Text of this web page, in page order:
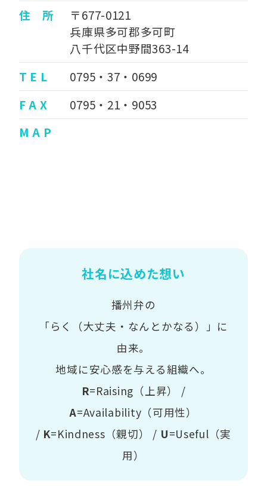
住 所
〒677-0121
兵庫県多可郡多可町
八千代区中野間363-14
T E L
0795・37・0699
F A X
0795・21・9053
M A P
社名に込めた想い
播州弁の
「らく（大丈夫・なんとかなる）」に
由来。
地域に安心感を与える組織へ。
R=Raising（上昇） /
A=Availability（可用性）
/ K=Kindness（親切） / U=Useful（実
用）